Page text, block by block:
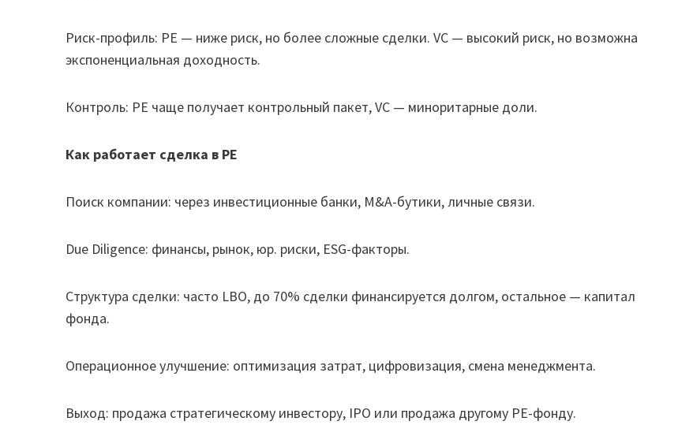
Риск-профиль: PE — ниже риск, но более сложные сделки. VC — высокий риск, но возможна
экспоненциальная доходность.
Контроль: PE чаще получает контрольный пакет, VC — миноритарные доли.
Как работает сделка в PE
Поиск компании: через инвестиционные банки, M&A-бутики, личные связи.
Due Diligence: финансы, рынок, юр. риски, ESG-факторы.
Структура сделки: часто LBO, до 70% сделки финансируется долгом, остальное — капитал
фонда.
Операционное улучшение: оптимизация затрат, цифровизация, смена менеджмента.
Выход: продажа стратегическому инвестору, IPO или продажа другому PE-фонду.